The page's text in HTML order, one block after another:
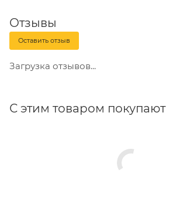
Отзывы
Оставить отзыв
Загрузка отзывов...
С этим товаром покупают